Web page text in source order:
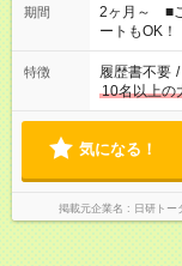
など、あなた
ーク希望の
のお仕事の
ません
期間
2ヶ月～ ■
ートもOK！
特徴 履歴書不要 /
10名以上の
気になる！
掲載元企業名 日研ト